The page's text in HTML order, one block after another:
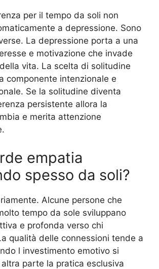
per il tempo da soli non
a depressione. Sono
La depressione porta a una
e motivazione che invade
vita. La scelta di solitudine
componente intenzionale e
Se la solitudine diventa
persistente allora la
e merita attenzione
empatia
spesso da soli?
Alcune persone che
tempo da sole sviluppano
e profonda verso chi
qualità delle connessioni tende a
l investimento emotivo si
parte la pratica esclusiva